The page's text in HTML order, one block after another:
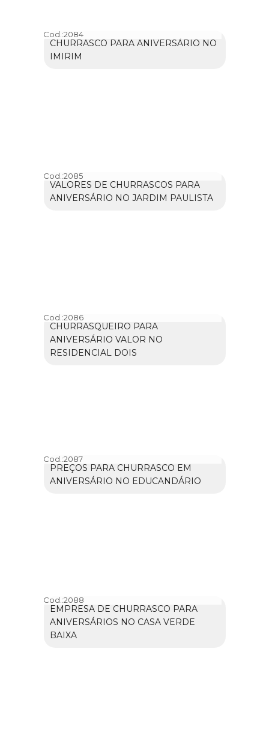
Cod.:2084
CHURRASCO PARA ANIVERSÁRIO NO
IMIRIM
Cod.:2085
VALORES DE CHURRASCOS PARA
ANIVERSÁRIO NO JARDIM PAULISTA
Cod.:2086
CHURRASQUEIRO PARA
ANIVERSÁRIO VALOR NO
RESIDENCIAL DOIS
Cod.:2087
PREÇOS PARA CHURRASCO EM
ANIVERSÁRIO NO EDUCANDÁRIO
Cod.:2088
EMPRESA DE CHURRASCO PARA
ANIVERSÁRIOS NO CASA VERDE
BAIXA